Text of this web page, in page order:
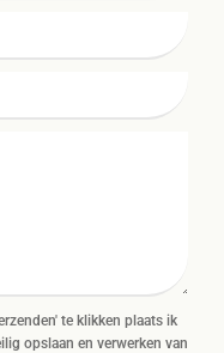
te klikken plaats ik
opslaan en verwerken van